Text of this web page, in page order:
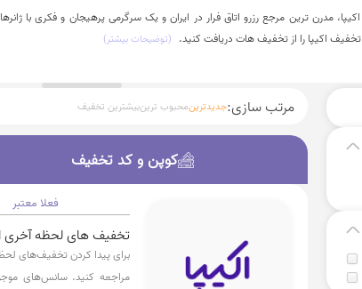
اکیپا، مدرن ترین مرجع رزرو اتاق فرار در ایران و یک سرگرمی پرهیجان و فکری با
تخفیف اکیپا را از تخفیف هات دریافت کنید.
(توضیحات بیشتر)
مرتب سازی:جدیدترینمحبوب ترینبیشترین تخفیف
کوپن و کد تخفیف
کوپن و کد تخفیف
تخفیف های لحظه آخری
برای پیدا کردن تخفیف‌های
مراجعه کنید. سانس‌های
فعلا معتبر